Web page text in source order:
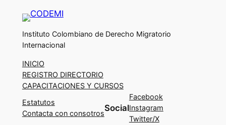
Instituto Colombiano de Derecho Migratorio
Internacional
INICIO
REGISTRO DIRECTORIO
CAPACITACIONES Y CURSOS
Estatutos
Contacta con consotros
Social
Facebook
Instagram
Twitter/X